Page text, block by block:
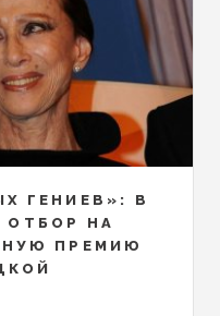
ГЕНИЕВ»: В
ОТБОР НА
ПРЕМИЮ